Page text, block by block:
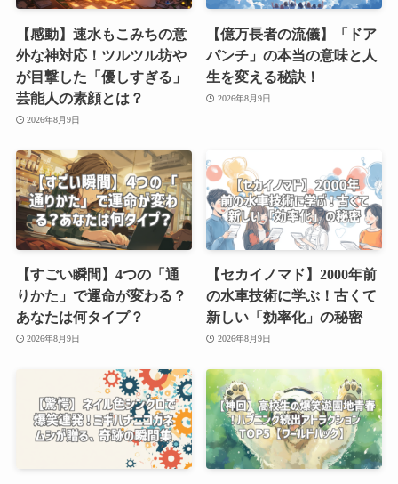
【感動】速水もこみちの意
外な神対応！ツルツル坊や
が目撃した「優しすぎる」
芸能人の素顔とは？
2026年8月9日
【億万長者の流儀】「ドア
パンチ」の本当の意味と人
生を変える秘訣！
2026年8月9日
【すごい瞬間】4つの「通
りかた」で運命が変わる？
あなたは何タイプ？
2026年8月9日
【セカイノマド】2000年前
の水車技術に学ぶ！古くて
新しい「効率化」の秘密
2026年8月9日